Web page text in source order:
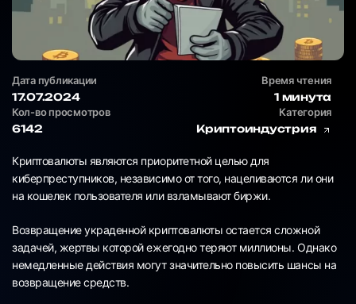
Дата публикации
17.07.2024
Время чтения
1 минута
Кол-во просмотров
6142
Категория
Криптоиндустрия
Криптовалюты являются приоритетной целью для
киберпреступников, независимо от того, нацеливаются ли они
на кошелек пользователя или взламывают биржи.
Возвращение украденной криптовалюты остается сложной
задачей, жертвы которой ежегодно теряют миллионы. Однако
немедленные действия могут значительно повысить шансы на
возвращение средств.